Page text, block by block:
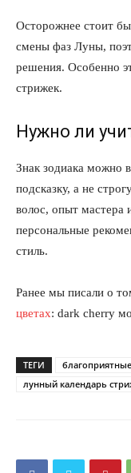
Осторожнее стоит
смены фаз Луны,
решения. Особенно
стрижек.
Нужно ли
Знак зодиака можно
подсказку, а не
волос, опыт мастера
персональные
стиль.
Ранее мы писали о
цветах: dark cherry
ТЕГИ
лунный календарь